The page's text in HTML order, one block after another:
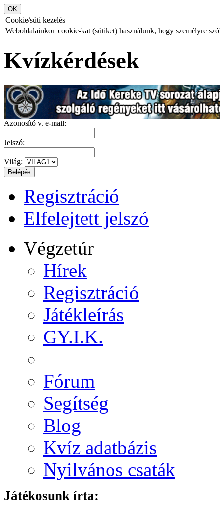
Cookie/süti kezelés
Weboldalainkon cookie-kat (sütiket) használunk, hogy személyre
Kvízkérdések
Azonosító v. e-mail:
Jelszó:
Világ:
Regisztráció
Elfelejtett jelszó
Végzetúr
Hírek
Regisztráció
Játékleírás
GY.I.K.
Fórum
Segítség
Blog
Kvíz adatbázis
Nyilvános csaták
Játékosunk írta: